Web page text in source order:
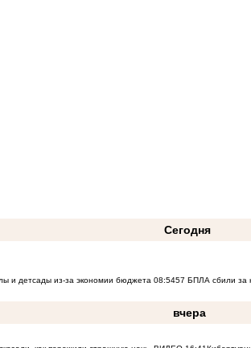
Сегодня
и детсады из-за экономии бюджета 08:5457 БПЛА сбили за
вчера